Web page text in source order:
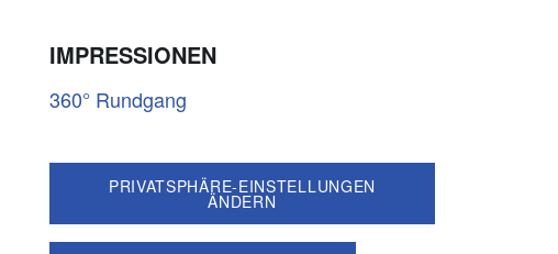
IMPRESSIONEN
360° Rundgang
PRIVATSPHÄRE-EINSTELLUNGEN
ÄNDERN